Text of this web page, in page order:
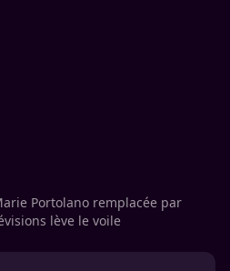
Portolano remplacée par
lève le voile